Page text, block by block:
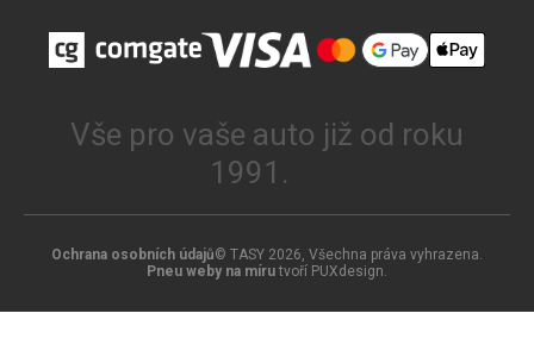
Vše pro vaše auto již od roku
1991.
Ochrana osobních údajů© TASY 2026, Všechna práva vyhrazena.
Pneu weby na mírutvoří PUXdesign.